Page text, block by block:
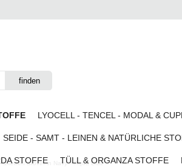
LYOCELL - TENCEL - MODAL &
SEIDE - SAMT - LEINEN & NATÜRLICHE
STOFFE TÜLL & ORGANZA STOFFE
allover in Navy + Aqua Blue